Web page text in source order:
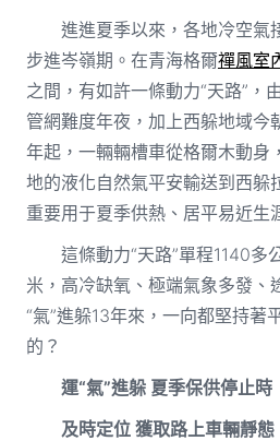
進進夏季以來，各地冷空氣
步進岑嶺期。在青海格爾禪風室
之間，有如許一條動力“天路”，
管網難度年夜，加上西躲地域今
年起，一輛輛槽車從格爾木動身
地的液化自然氣平安輸送到西躲
重要用于夏季供熱、居平易近生
這條動力“天路”單程1140
米，高冷缺氧、極端氣象多發、
“氣”進躲13年來，一向都堅持著
的？
運“氣”進躲 夏季保供停止時
及時定位 獲取路上車輛靜態